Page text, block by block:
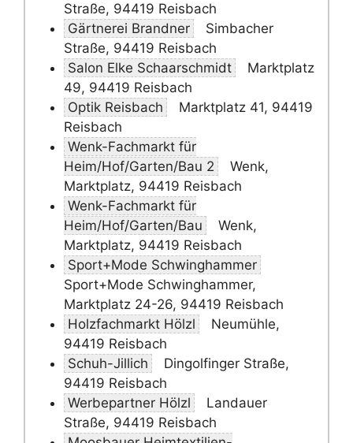
Straße, 94419 Reisbach
Gärtnerei Brandner
Simbacher
Straße, 94419 Reisbach
Salon Elke Schaarschmidt
Marktplatz
49, 94419 Reisbach
Optik Reisbach
Marktplatz 41, 94419
Reisbach
Wenk-Fachmarkt für
Heim/Hof/Garten/Bau 2
Wenk,
Marktplatz, 94419 Reisbach
Wenk-Fachmarkt für
Heim/Hof/Garten/Bau
Wenk,
Marktplatz, 94419 Reisbach
Sport+Mode Schwinghammer
Sport+Mode Schwinghammer,
Marktplatz 24-26, 94419 Reisbach
Holzfachmarkt Hölzl
Neumühle,
94419 Reisbach
Schuh-Jillich
Dingolfinger Straße,
94419 Reisbach
Werbepartner Hölzl
Landauer
Straße, 94419 Reisbach